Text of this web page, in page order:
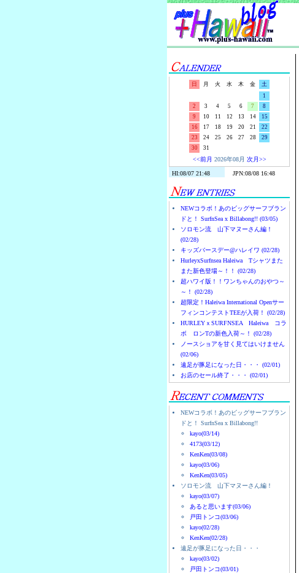
日 月 火 水 木 金
土
1
2
3 4 5 6 7
8
9
10 11 12 13 14
15
16
17 18 19 20 21
22
23
24 25 26 27 28
29
30
31
<<前月 2026年08月 次月>>
NEWコラボ！あのビッグサーフブラン
ドと！ SurfnSea x Billabong!! (03/05)
ソロモン流 山下マヌーさん編！
(02/28)
キッズバースデー@ハレイワ (02/28)
HurleyxSurfnsea Haleiwa Tシャツまた
また新色登場～！！ (02/28)
超ハワイ版！！ワンちゃんのおやつ～
～！ (02/28)
超限定！Haleiwa International Openサー
フィンコンテストTEEが入荷！ (02/28)
HURLEYｘSURFNSEA Haleiwa コラ
ボ ロンTの新色入荷～！ (02/28)
ノースショアを甘く見てはいけません
(02/06)
遠足が豚足になった日・・・ (02/01)
お店のセール終了・・・ (02/01)
NEWコラボ！あのビッグサーフブラン
ドと！ SurfnSea x Billabong!!
kayo(03/14)
4173(03/12)
KenKen(03/08)
kayo(03/06)
KenKen(03/05)
ソロモン流 山下マヌーさん編！
kayo(03/07)
あると思います(03/06)
戸田トンコ(03/06)
kayo(02/28)
KenKen(02/28)
遠足が豚足になった日・・・
kayo(03/02)
戸田トンコ(03/01)